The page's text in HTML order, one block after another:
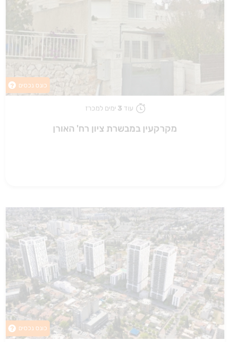
כונס נכסים ?
עוד 3 ימים למכרז
מקרקעין במבשרת ציון רח' האורן
כונס נכסים ?